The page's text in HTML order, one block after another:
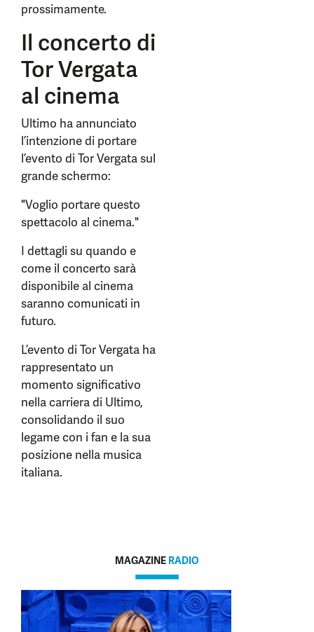
prossimamente.
Il concerto di
Tor Vergata
al cinema
Ultimo ha annunciato
l’intenzione di portare
l’evento di Tor Vergata sul
grande schermo:
"Voglio portare questo
spettacolo al cinema."
I dettagli su quando e
come il concerto sarà
disponibile al cinema
saranno comunicati in
futuro.
L’evento di Tor Vergata ha
rappresentato un
momento significativo
nella carriera di Ultimo,
consolidando il suo
legame con i fan e la sua
posizione nella musica
italiana.
MAGAZINE RADIO